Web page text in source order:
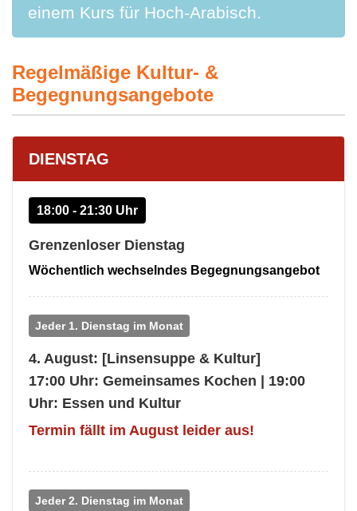
einem Kurs für Hoch-Arabisch.
Regelmäßige Kultur- &
Begegnungsangebote
DIENSTAG
18:00 - 21:30 Uhr
Grenzenloser Dienstag
Wöchentlich wechselndes Begegnungsangebot
Jeder 1. Dienstag im Monat
4. August: [Linsensuppe & Kultur]
17:00 Uhr: Gemeinsames Kochen | 19:00
Uhr: Essen und Kultur
Termin fällt im August leider aus!
Jeder 2. Dienstag im Monat